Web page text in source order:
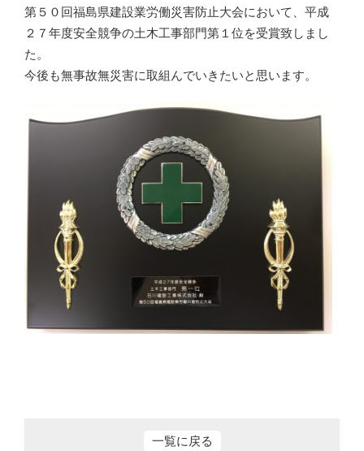
第５０回福島県建設業労働災害防止大会において、平成
２７年度安全競争の土木工事部門第１位を受賞致しまし
た。
今後も無事故無災害に取組んでいきたいと思います。
一覧に戻る